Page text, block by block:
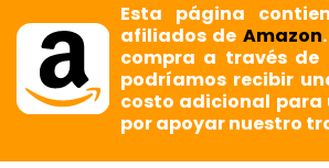
Esta página
afiliados deAmazon
compra a través de
podríamos recibir
costo adicional para
por apoyar nuestro